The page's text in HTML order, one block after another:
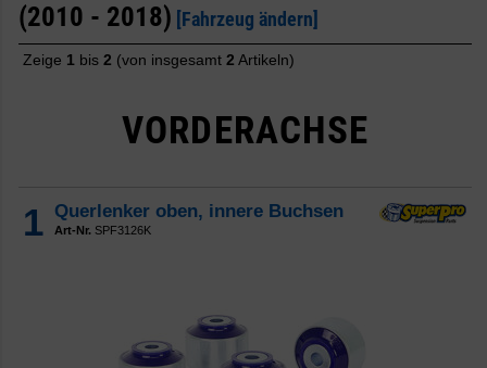
(2010 - 2018)
[Fahrzeug ändern]
Zeige 1 bis 2 (von insgesamt 2 Artikeln)
VORDERACHSE
1 Querlenker oben, innere Buchsen
Art-Nr. SPF3126K